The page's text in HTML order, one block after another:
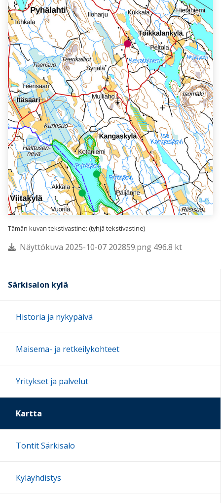
Tämän kuvan tekstivastine: (tyhjä tekstivastine)
Näyttökuva 2025-10-07 202859.png 496.8 kt
Särkisalon kylä
Historia ja nykypäivä
Maisema- ja retkeilykohteet
Yritykset ja palvelut
Kartta
Tontit Särkisalo
Kyläyhdistys